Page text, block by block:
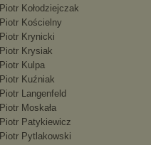
Piotr Kołodziejczak
Piotr Kościelny
Piotr Krynicki
Piotr Krysiak
Piotr Kulpa
Piotr Kuźniak
Piotr Langenfeld
Piotr Moskała
Piotr Patykiewicz
Piotr Pytlakowski